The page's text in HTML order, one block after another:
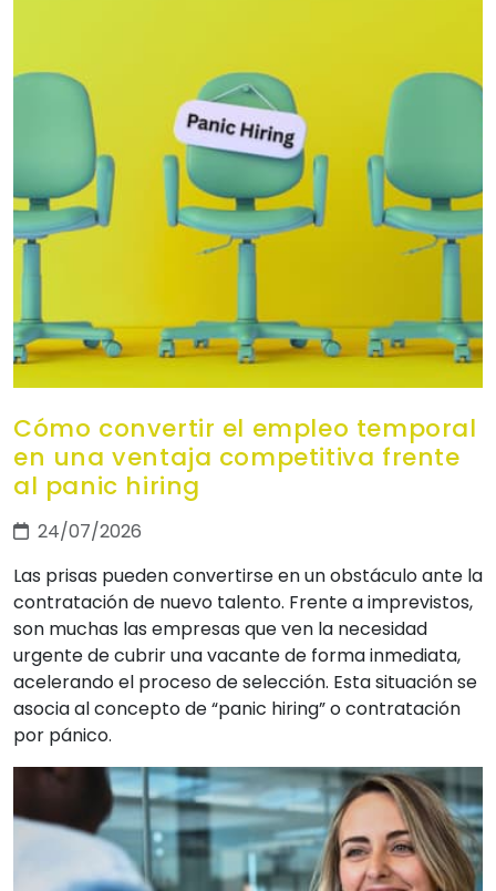
Cómo convertir el empleo temporal
en una ventaja competitiva frente
al panic hiring
24/07/2026
Las prisas pueden convertirse en un obstáculo ante la
contratación de nuevo talento. Frente a imprevistos,
son muchas las empresas que ven la necesidad
urgente de cubrir una vacante de forma inmediata,
acelerando el proceso de selección. Esta situación se
asocia al concepto de “panic hiring” o contratación
por pánico.